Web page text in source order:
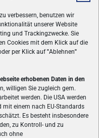
verbessern, benutzen wir
unserer Website
und Trackingzwecke. Sie
Cookies mit dem Klick auf die
per Klick auf"Ablehnen"
erhobenen Daten in den
willigen Sie zugleich gem.
werden. Die USA werden
mit einem nach EU-Standards
Es besteht insbesondere
zu Kontroll- und zu
ohne
ist das älteste Online-
täglich aktuelle News,
Gaming-